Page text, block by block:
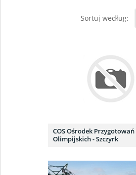
Sortuj według:
COS Ośrodek Przygotowań
Olimpijskich - Szczyrk